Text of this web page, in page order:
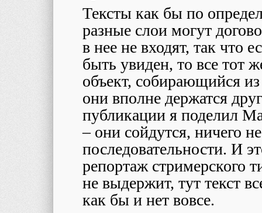
Тексты как бы по
разные слои могут
в нее не входят, так что
быть увиден, то все тот
объект, собирающийся
они вполне держатся
публикации я поделил
– они сойдутся, ничего
последовательности. И
репортаж стримерского
не выдержит, тут текст
как бы и нет вовсе.